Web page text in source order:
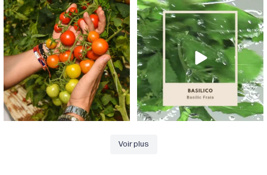
Pomodoro sicilliano, un vrai trésor de
goût et de...
29 0
22 2
Voir plus